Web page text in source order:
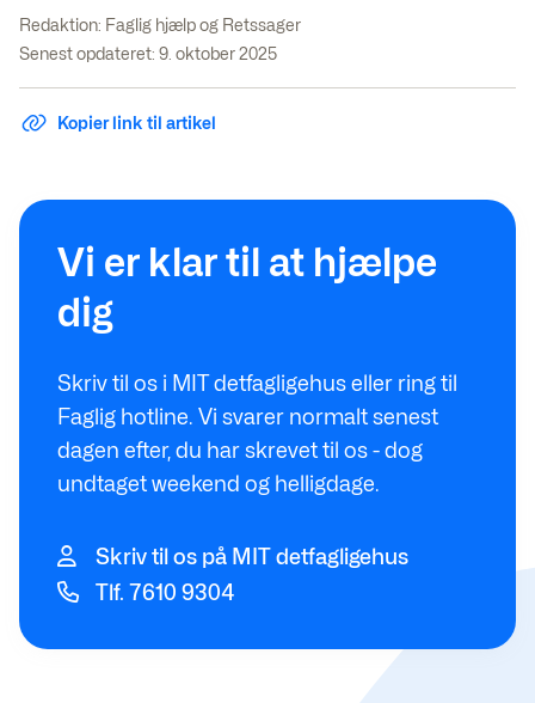
Redaktion: Faglig hjælp og Retssager
Senest opdateret: 9. oktober 2025
Kopier link til artikel
Vi er klar til at hjælpe
dig
Skriv til os i MIT detfagligehus eller ring til
Faglig hotline. Vi svarer normalt senest
dagen efter, du har skrevet til os - dog
undtaget weekend og helligdage.
Skriv til os på MIT detfagligehus
Tlf. 7610 9304